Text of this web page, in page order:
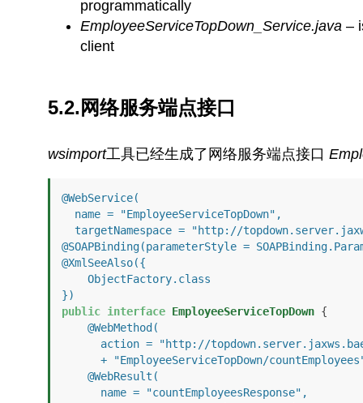
programmatically
EmployeeServiceTopDown_Service.java –
client
5.2. 网络服务端点接口
wsimport工具已经生成了网络服务端点接口
@WebService(
targetNamespace = "http://
@SOAPBinding(parameterStyle =
@XmlSeeAlso({
})
public interface EmployeeServiceTopDown {
@WebMethod(
+ "EmployeeServiceTopDown/
@WebResult(